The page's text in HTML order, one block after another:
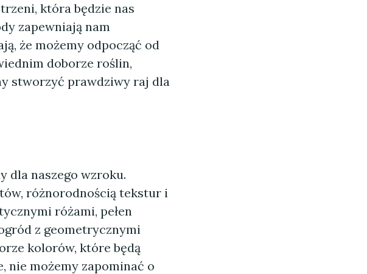
która będzie nas
zapewniają nam
że możemy odpocząć od
doborze roślin,
stworzyć prawdziwy raj dla
dla naszego wzroku.
różnorodnością tekstur i
różami, pełen
z geometrycznymi
kolorów, które będą
nie możemy zapominać o